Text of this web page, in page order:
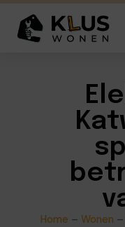
Home – Wonen –